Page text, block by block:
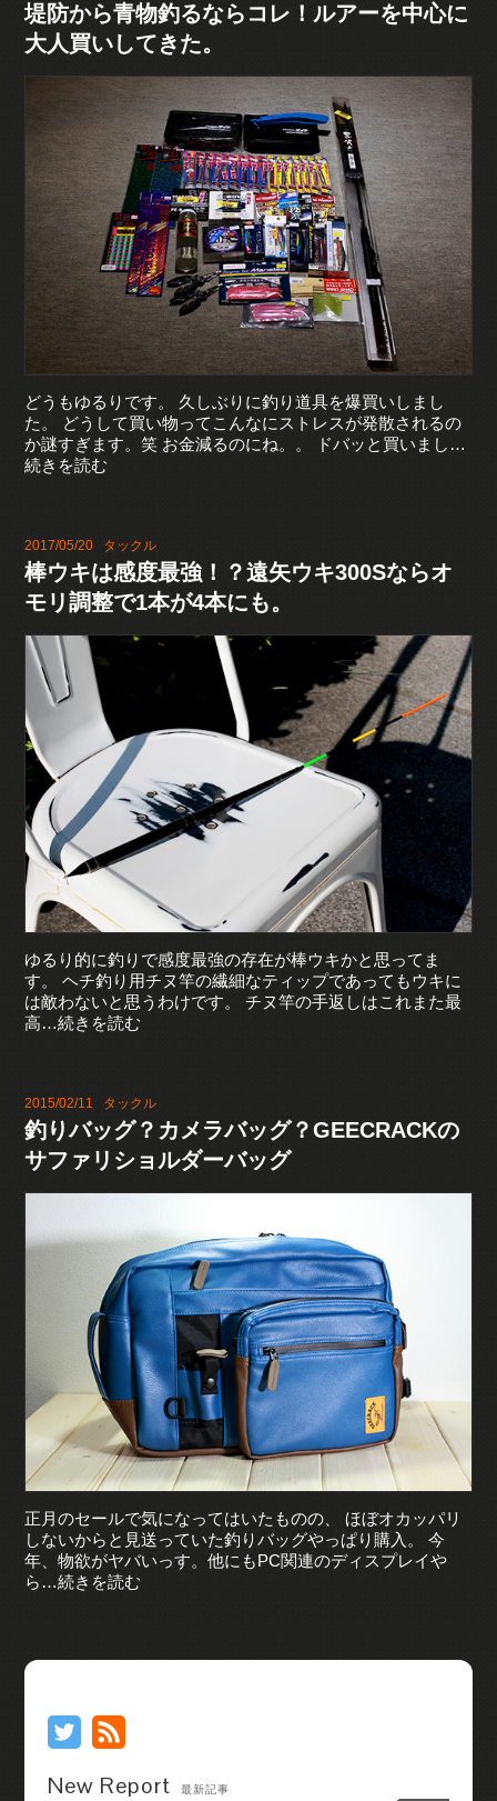
堤防から青物釣るならコレ！ルアーを中心に
大人買いしてきた。
どうもゆるりです。 久しぶりに釣り道具を爆買いしまし
た。 どうして買い物ってこんなにストレスが発散されるの
か謎すぎます。笑 お金減るのにね。。 ドバッと買いまし…
続きを読む
2017/05/20 タックル
棒ウキは感度最強！？遠矢ウキ300Sならオ
モリ調整で1本が4本にも。
ゆるり的に釣りで感度最強の存在が棒ウキかと思ってま
す。 ヘチ釣り用チヌ竿の繊細なティップであってもウキに
は敵わないと思うわけです。 チヌ竿の手返しはこれまた最
高…続きを読む
2015/02/11 タックル
釣りバッグ？カメラバッグ？GEECRACKの
サファリショルダーバッグ
正月のセールで気になってはいたものの、 ほぼオカッパリ
しないからと見送っていた釣りバッグやっぱり購入。 今
年、物欲がヤバいっす。他にもPC関連のディスプレイや
ら…続きを読む
New Report 最新記事